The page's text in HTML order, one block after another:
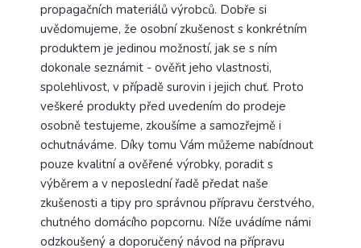
propagačních materiálů výrobců. Dobře si
uvědomujeme, že osobní zkušenost s konkrétním
produktem je jedinou možností, jak se s ním
dokonale seznámit - ověřit jeho vlastnosti,
spolehlivost, v případě surovin i jejich chuť. Proto
veškeré produkty před uvedením do prodeje
osobně testujeme, zkoušíme a samozřejmě i
ochutnáváme. Díky tomu Vám můžeme nabídnout
pouze kvalitní a ověřené výrobky, poradit s
výběrem a v neposlední řadě předat naše
zkušenosti a tipy pro správnou přípravu čerstvého,
chutného domácího popcornu. Níže uvádíme námi
odzkoušený a doporučený návod na přípravu